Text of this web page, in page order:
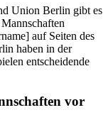
Union Berlin gibt es
auf Seiten des
haben in der
entscheidende
vor